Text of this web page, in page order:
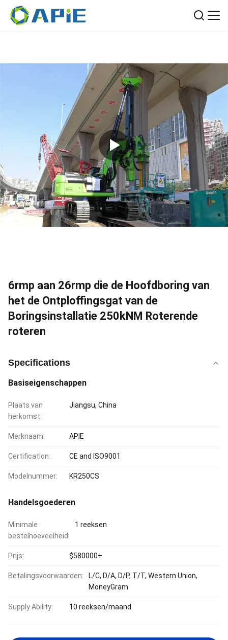
6rmp aan 26rmp die de Hoofdboring van
het de Ontploffingsgat van de
Boringsinstallatie 250kNM Roterende
roteren
Specifications
Basiseigenschappen
Plaats van
herkomst:
Jiangsu, China
Merknaam: APIE
Certification: CE and ISO9001
Modelnummer: KR250CS
Handelsgoederen
Minimale
bestelhoeveelheid:
1 reeksen
Prijs: $580000+
Betalingsvoorwaarden:
L/C, D/A, D/P, T/T, Western Union,
MoneyGram
Supply Ability: 10 reeksen/maand